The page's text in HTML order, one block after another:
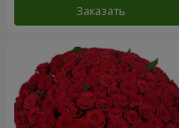
Заказать